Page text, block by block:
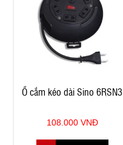
Ổ cắm kéo dài Sino 6RSN3
108.000 VNĐ